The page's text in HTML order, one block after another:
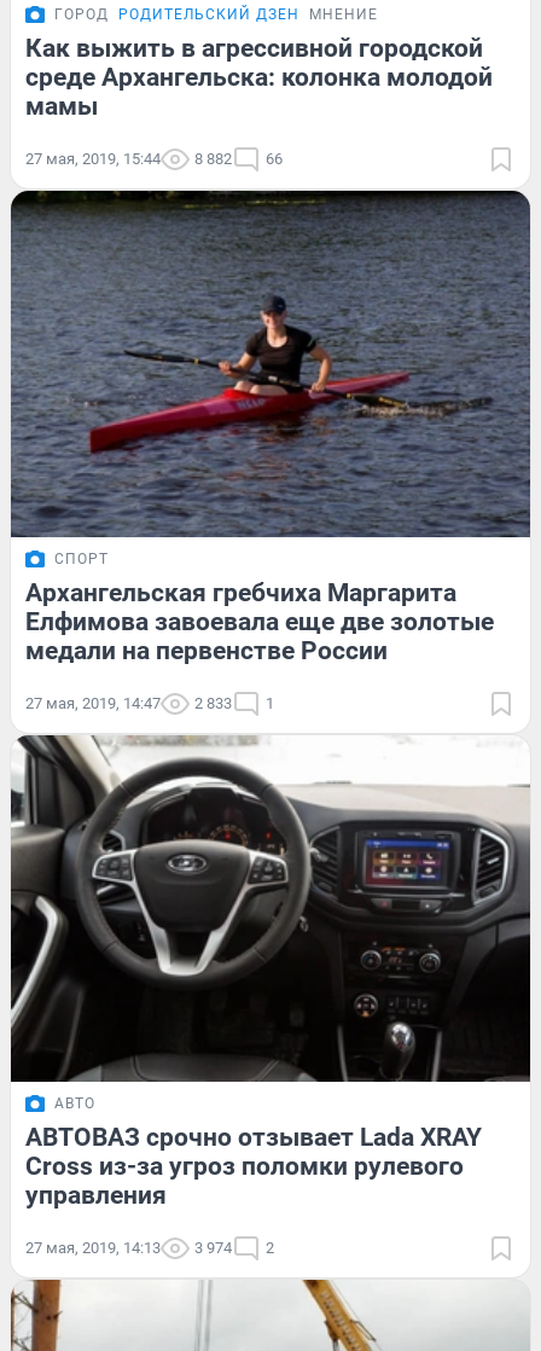
ГОРОД РОДИТЕЛЬСКИЙ ДЗЕН МНЕНИЕ
Как выжить в агрессивной городской
среде Архангельска: колонка молодой
мамы
27 мая, 2019, 15:44 8 882 66
СПОРТ
Архангельская гребчиха Маргарита
Елфимова завоевала еще две золотые
медали на первенстве России
27 мая, 2019, 14:47 2 833 1
АВТО
АВТОВАЗ срочно отзывает Lada XRAY
Cross из-за угроз поломки рулевого
управления
27 мая, 2019, 14:13 3 974 2